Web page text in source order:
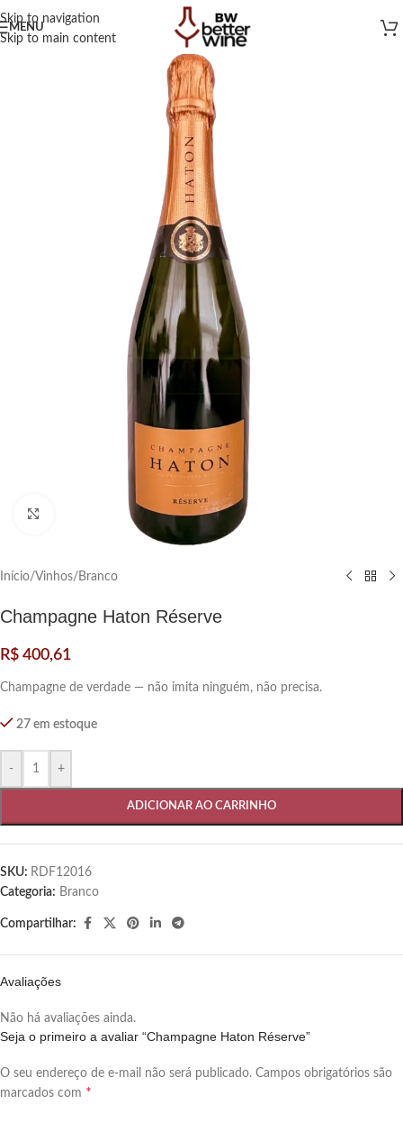
Skip to navigation
Skip to main content
MENU
Clique para ampliar
Início/Vinhos/Branco
Champagne Haton Réserve
R$ 400,61
Champagne de verdade — não imita ninguém, não precisa.
27 em estoque
- +
ADICIONAR AO CARRINHO
SKU: RDF12016
Categoria: Branco
Compartilhar:
Avaliações
Não há avaliações ainda.
Seja o primeiro a avaliar “Champagne Haton Réserve”
O seu endereço de e-mail não será publicado. Campos obrigatórios são
marcados com *